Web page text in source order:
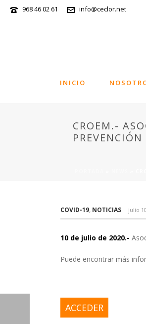
968 46 02 61 info@ceclor.net
INICIO
CROEM.-
COVID-19, NOTICIAS julio
10 de julio de 2020.-
Puede encontrar más
ACCEDER